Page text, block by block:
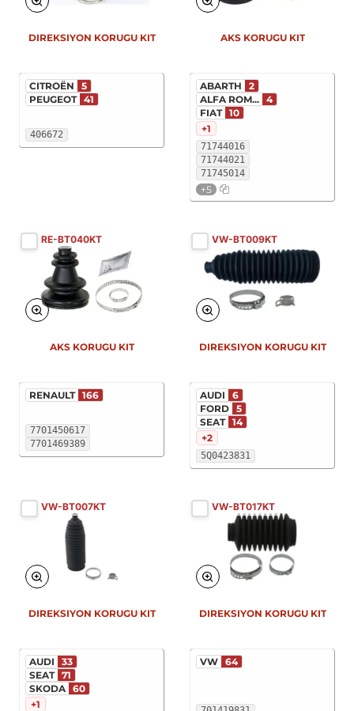
406672
CITROËN
5
PEUGEOT 41
DIREKSIYON KORUGU KIT
71744016
71744021
71745014
+5
ABARTH
2
ALFA ROM... 4
FIAT 10
+1
AKS KORUGU KIT
RE-BT040KT
7701450617
7701469389
RENAULT 166
AKS KORUGU KIT
VW-BT009KT
5Q0423831
AUDI
6
FORD 5
SEAT 14
+2
DIREKSIYON KORUGU KIT
VW-BT007KT
AUDI
33
SEAT 71
SKODA 60
+1
DIREKSIYON KORUGU KIT
VW-BT017KT
VW 64
DIREKSIYON KORUGU KIT